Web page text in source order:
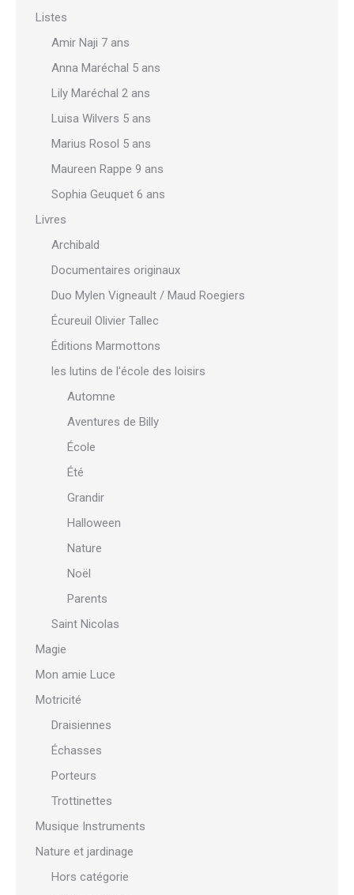
Listes
Amir Naji 7 ans
Anna Maréchal 5 ans
Lily Maréchal 2 ans
Luisa Wilvers 5 ans
Marius Rosol 5 ans
Maureen Rappe 9 ans
Sophia Geuquet 6 ans
Livres
Archibald
Documentaires originaux
Duo Mylen Vigneault / Maud Roegiers
Écureuil Olivier Tallec
Éditions Marmottons
les lutins de l'école des loisirs
Automne
Aventures de Billy
École
Été
Grandir
Halloween
Nature
Noël
Parents
Saint Nicolas
Magie
Mon amie Luce
Motricité
Draisiennes
Échasses
Porteurs
Trottinettes
Musique Instruments
Nature et jardinage
Hors catégorie